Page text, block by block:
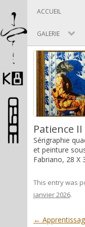
Pascal
Artiste et designer
ACCUEIL
GALERIE
Patience II
Sérigraphie
et peinture
Fabriano, 28 X
This entry was
janvier 2026.
Post
←